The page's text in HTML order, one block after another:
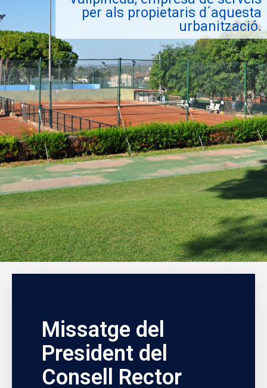
per als propietaris d´aquesta
urbanització.
Missatge del
President del
Consell Rector